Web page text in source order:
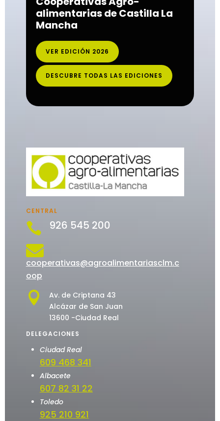
alimentarias de Castilla La
Mancha
VER EDICIÓN 2026
DESCUBRE TODAS LAS EDICIONES
CENTRAL
 926 545 200

cooperativas@agroalimentariasclm.c
oop

Av. de Criptana 43
Alcázar de San Juan
13600 -Ciudad Real
DELEGACIONES
Ciudad Real
609 468 341
Albacete
607 82 31 22
Toledo
925 210 921